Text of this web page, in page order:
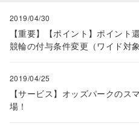
2019/04/30
【重要】【ポイント】ポイント
競輪の付与条件変更（ワイド対
2019/04/25
【サービス】オッズパークのス
場！